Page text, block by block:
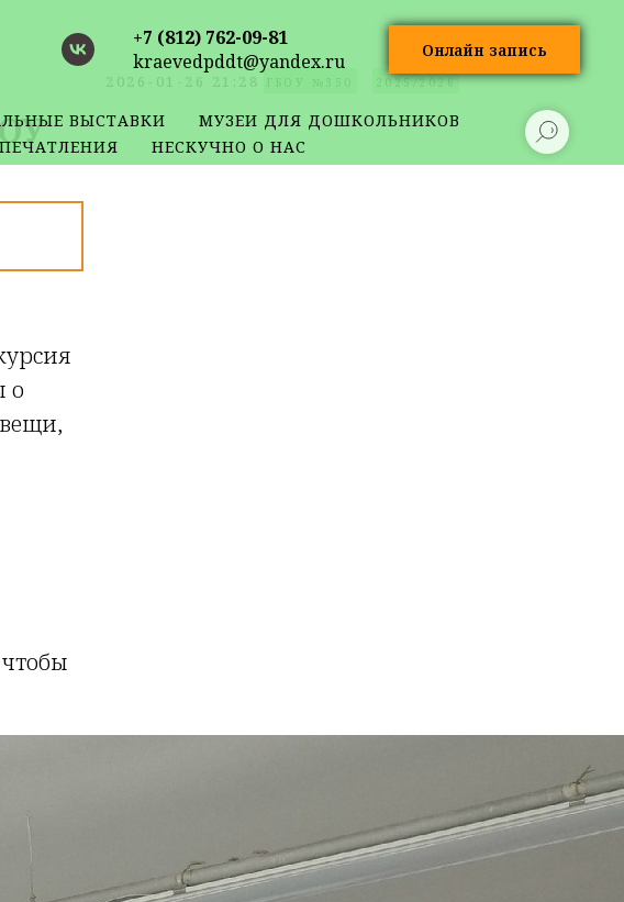
+7 (812) 762-09-81
kraevedpddt@yandex.ru
Онлайн запись
ВЫСТАВКИ
МУЗЕИ ДЛЯ ДОШКОЛЬНИКОВ
НЕСКУЧНО О НАС
о
2026-01-26 21:28 2025/2026